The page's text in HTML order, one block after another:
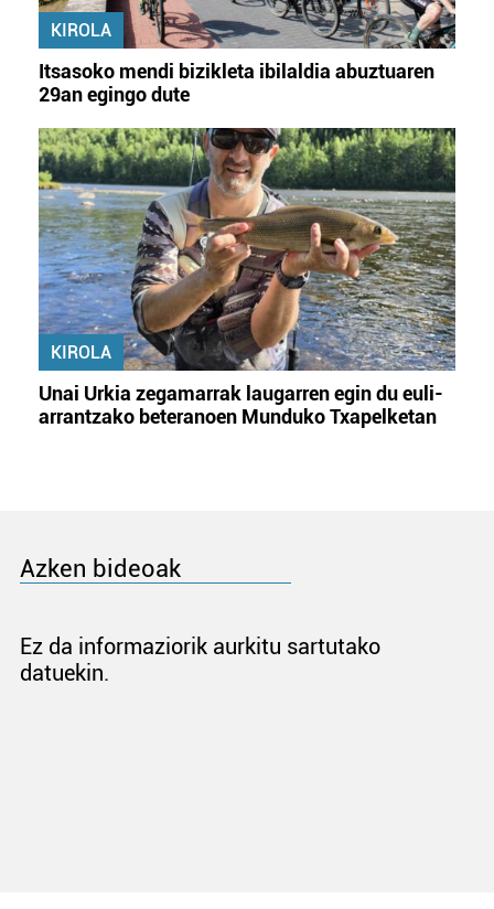
KIROLA
Itsasoko mendi bizikleta ibilaldia abuztuaren
29an egingo dute
KIROLA
Unai Urkia zegamarrak laugarren egin du euli-
arrantzako beteranoen Munduko Txapelketan
Azken bideoak
Ez da informaziorik aurkitu sartutako
datuekin.